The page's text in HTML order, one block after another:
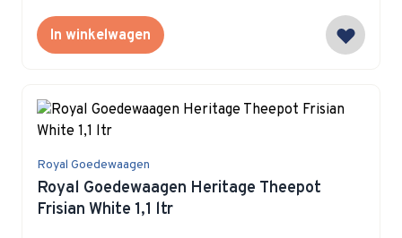
In winkelwagen
Royal Goedewaagen
Royal Goedewaagen Heritage Theepot
Frisian White 1,1 ltr